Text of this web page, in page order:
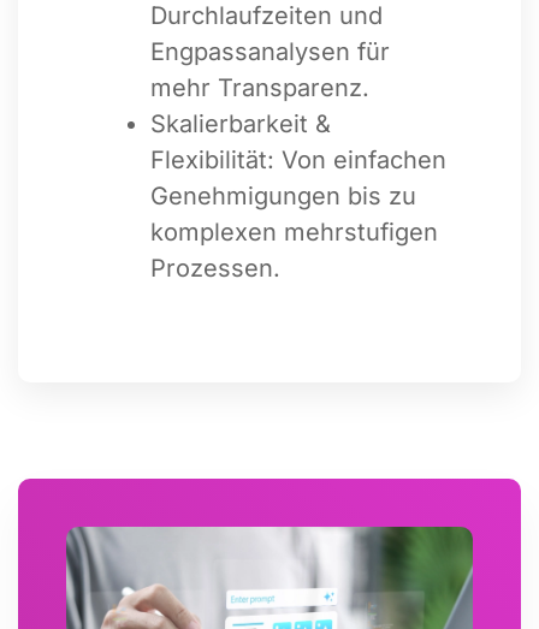
Durchlaufzeiten und
Engpassanalysen für
mehr Transparenz.
Skalierbarkeit &
Flexibilität: Von einfachen
Genehmigungen bis zu
komplexen mehrstufigen
Prozessen.